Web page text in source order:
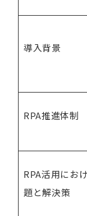
導入背景
RPA推進体制
RPA活用にお
題と解決策